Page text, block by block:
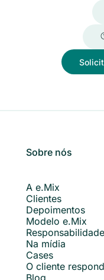
Sobre nós
A e.Mix
Clientes
Depoimentos
Modelo e.Mix
Na mídia
Cases
O cliente
Blog